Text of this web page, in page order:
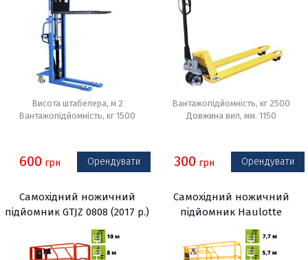
Висота штабелера, м 2
Вантажопідйомність, кг 1500
600 грн Орендувати
Вантажопідйомність, кг 2500
Довжина вил, мм. 1150
300 грн Орендувати
Самохідний ножичний
підйомник GTJZ 0808 (2017 р.)
Самохідний ножичний
підйомник Haulotte
Optimum 8